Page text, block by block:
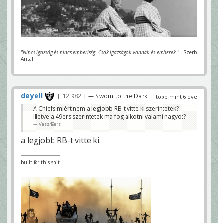
---
"Nincs igazság és nincs emberiség. Csak igazságok vannak és emberek." - Szerb
Antal
több mint 6 éve
deyell 12 982 — Sworn to the Dark
A Chiefs miért nem a legjobb RB-t vitte ki szerintetek?
Illetve a 49ers szerintetek ma fog alkotni valami nagyot?
Vass49ers
a legjobb RB-t vitte ki.
built for this shit